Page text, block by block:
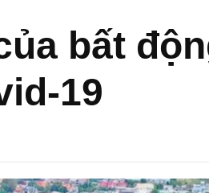
bất
19